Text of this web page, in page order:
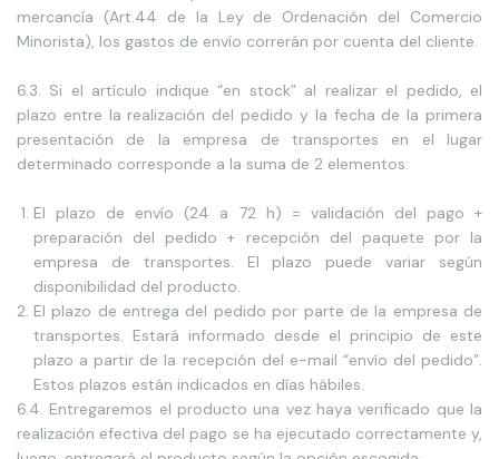
mercancía (Art.44 de la Ley de Ordenación del Comercio
Minorista), los gastos de envío correrán por cuenta del cliente.
6.3. Si el artículo indique “en stock” al realizar el pedido, el
plazo entre la realización del pedido y la fecha de la primera
presentación de la empresa de transportes en el lugar
determinado corresponde a la suma de 2 elementos:
El plazo de envío (24 a 72 h) = validación del pago +
preparación del pedido + recepción del paquete por la
empresa de transportes. El plazo puede variar según
disponibilidad del producto.
El plazo de entrega del pedido por parte de la empresa de
transportes. Estará informado desde el principio de este
plazo a partir de la recepción del e-mail “envío del pedido”.
Estos plazos están indicados en días hábiles.
6.4. Entregaremos el producto una vez haya verificado que la
realización efectiva del pago se ha ejecutado correctamente y,